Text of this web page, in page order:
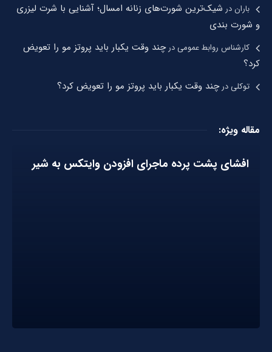
باراندر شیک‌ترین شورت‌های زنانه امسال؛ آشنایی با شرت لیزری
و شورت بندی
کارشناس روابط عمومیدرچند وقت یکبار باید پروتز مو را تعویض
کرد؟
توکلیدرچند وقت یکبار باید پروتز مو را تعویض کرد؟
مقاله ویژه:
افشای پشت پرده ماجرای افزودن وایتکس به شیر